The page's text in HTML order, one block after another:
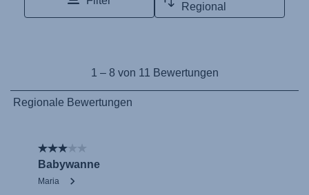
Bruksanvisning (Svenska)